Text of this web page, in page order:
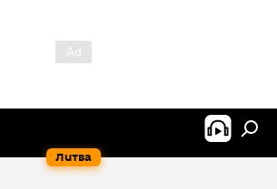
Литва